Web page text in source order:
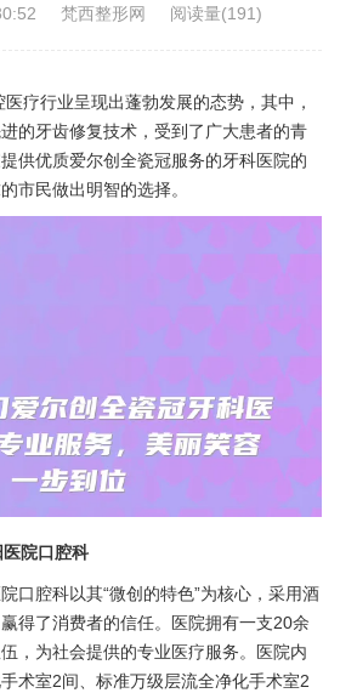
梵西整形网 阅读量(191)
疗行业呈现出蓬勃发展的态势，其中，
的牙齿修复技术，受到了广大患者的青
供优质爱尔创全瓷冠服务的牙科医院的
市民做出明智的选择。
院口腔科
口腔科以其“微创的特色”为核心，采用酒
得了消费者的信任。医院拥有一支20余
，为社会提供的专业医疗服务。医院内
术室2间、标准万级层流全净化手术室2